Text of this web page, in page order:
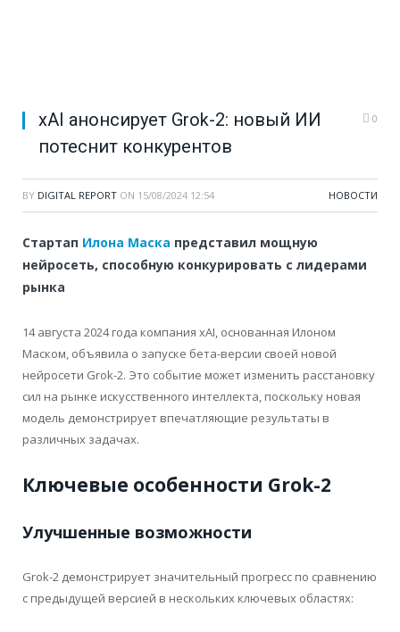
xAI анонсирует Grok-2: новый ИИ
потеснит конкурентов
0
BY DIGITAL REPORT ON 15/08/2024 12:54 НОВОСТИ
Стартап Илона Маска представил мощную
нейросеть, способную конкурировать с лидерами
рынка
14 августа 2024 года компания xAI, основанная Илоном
Маском, объявила о запуске бета-версии своей новой
нейросети Grok-2. Это событие может изменить расстановку
сил на рынке искусственного интеллекта, поскольку новая
модель демонстрирует впечатляющие результаты в
различных задачах.
Ключевые особенности Grok-2
Улучшенные возможности
Grok-2 демонстрирует значительный прогресс по сравнению
с предыдущей версией в нескольких ключевых областях: